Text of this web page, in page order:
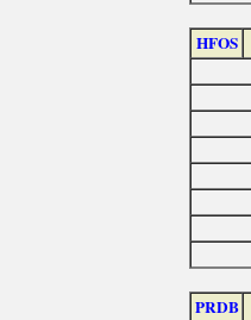
HFOS
PRDB